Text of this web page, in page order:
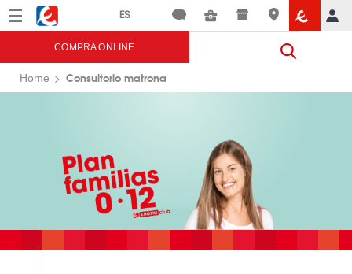
Menú Eroski
COMPRA ONLINE
Home Consultorio matrona